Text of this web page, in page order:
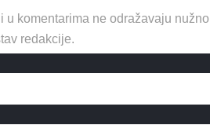
u komentarima ne odražavaju nužno
redakcije.